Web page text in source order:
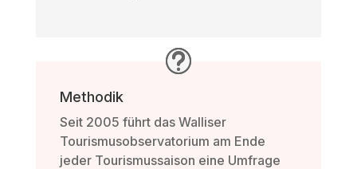
Methodik
Seit 2005 führt das Walliser
Tourismusobservatorium am Ende
jeder Tourismussaison eine Umfrage